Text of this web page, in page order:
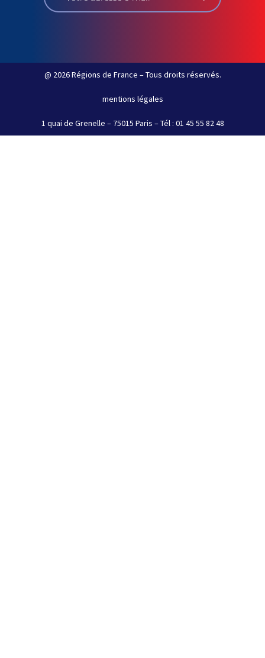
@ 2026 Régions de France – Tous droits réservés.
mentions légales
1 quai de Grenelle – 75015 Paris – Tél : 01 45 55 82 48